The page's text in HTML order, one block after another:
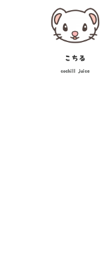
こちる
cochill juice